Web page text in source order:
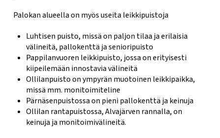
Palokan alueella on myös useita leikkipuistoja
Luhtisen puisto, missä on paljon tilaa ja erilaisia
välineitä, pallokenttä ja senioripuisto
Pappilanvuoren leikkipuisto, jossa on erityisesti
kiipeilemään innostavia välineitä
Ollilanpuisto on ympyrän muotoinen leikkipaikka,
missä mm. monitoimiteline
Pärnäsenpuistossa on pieni pallokenttä ja keinuja
Ollilan rantapuistossa, Alvajärven rannalla, on
keinuja ja monitoimivälineitä.